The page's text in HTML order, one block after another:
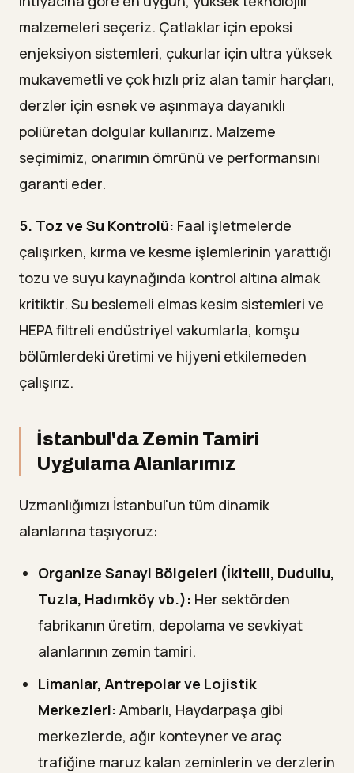
malzemeleri seçeriz. Çatlaklar için epoksi
enjeksiyon sistemleri, çukurlar için ultra yüksek
mukavemetli ve çok hızlı priz alan tamir harçları,
derzler için esnek ve aşınmaya dayanıklı
poliüretan dolgular kullanırız. Malzeme
seçimimiz, onarımın ömrünü ve performansını
garanti eder.
5. Toz ve Su Kontrolü: Faal işletmelerde
çalışırken, kırma ve kesme işlemlerinin yarattığı
tozu ve suyu kaynağında kontrol altına almak
kritiktir. Su beslemeli elmas kesim sistemleri ve
HEPA filtreli endüstriyel vakumlarla, komşu
bölümlerdeki üretimi ve hijyeni etkilemeden
çalışırız.
İstanbul'da Zemin Tamiri
Uygulama Alanlarımız
Uzmanlığımızı İstanbul'un tüm dinamik
alanlarına taşıyoruz:
Organize Sanayi Bölgeleri (İkitelli, Dudullu,
Tuzla, Hadımköy vb.): Her sektörden
fabrikanın üretim, depolama ve sevkiyat
alanlarının zemin tamiri.
Limanlar, Antrepolar ve Lojistik
Merkezleri: Ambarlı, Haydarpaşa gibi
merkezlerde, ağır konteyner ve araç
trafiğine maruz kalan zeminlerin ve derzlerin